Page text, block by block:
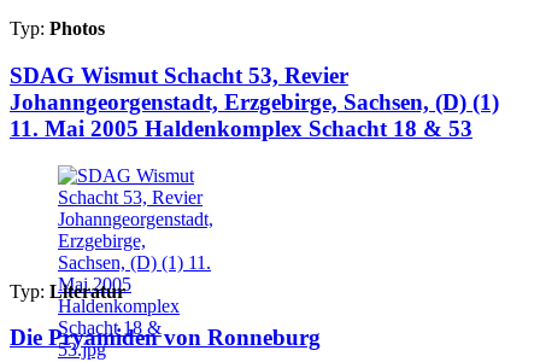
Typ: Photos
SDAG Wismut Schacht 53, Revier
Johanngeorgenstadt, Erzgebirge, Sachsen, (D) (1)
11. Mai 2005 Haldenkomplex Schacht 18 & 53
Typ: Literatur
Die Pryamiden von Ronneburg